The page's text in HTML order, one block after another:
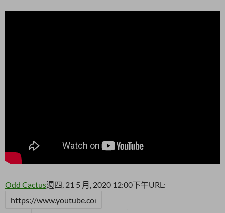
Odd Cactus週四, 21 5 月, 2020 12:00下午URL: